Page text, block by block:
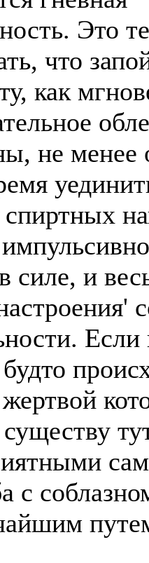
Это
что
как
не менее
силе, и
Если
с